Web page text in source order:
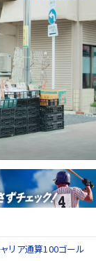
ャリア通算100ゴール